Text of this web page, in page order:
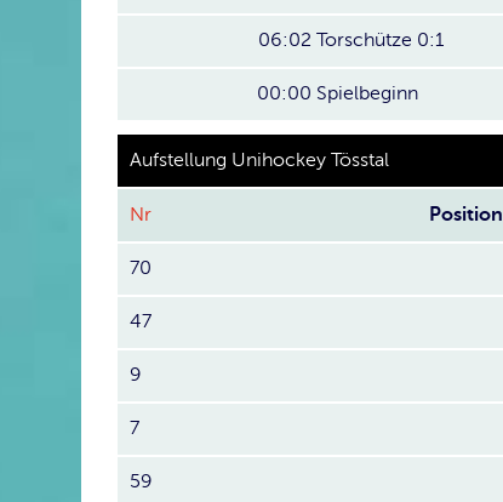
06:02 Torschütze 0:1
00:00 Spielbeginn
Aufstellung Unihockey Tösstal
Nr Position
70
47
9
7
59